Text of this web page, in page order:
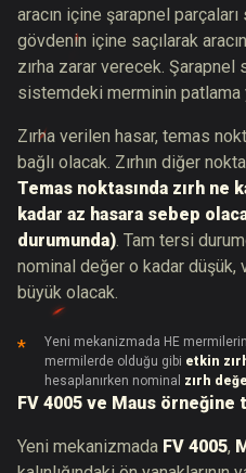
aracın içine şarapnel parçaları
gövdenin içine saçılarak
zırha zarar verecek. Şarapnel
sistemdeki merminin patlama
Zırha verilen hasar, temas
bağlı olacak. Zırhın diğer
Temas noktasında zırh ne
kadar az hasara sebep
durumunda). Tam tersi
nominal değer o kadar düşük,
büyük olacak.
Yeni mekanizmada HE
mermilerde olduğu gibi etkin
hesaplanırken nominal zırh
FV 4005 ve Maus
Yeni mekanizmada FV 4005,